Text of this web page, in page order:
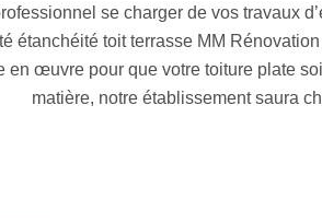
que le résultat soit satisfaisant et
pour prendre en main votre projet
problèmes de fuite de toit. En tant
33230 la plus adéquate.